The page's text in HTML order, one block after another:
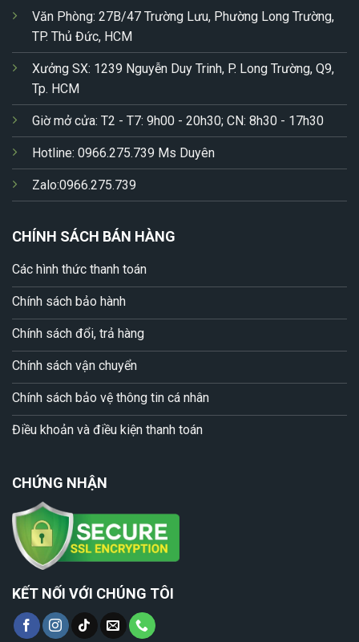
Văn Phòng: 27B/47 Trường Lưu, Phường Long Trường,
TP. Thủ Đức, HCM
Xưởng SX: 1239 Nguyễn Duy Trinh, P. Long Trường, Q9,
Tp. HCM
Giờ mở cửa: T2 - T7: 9h00 - 20h30; CN: 8h30 - 17h30
Hotline: 0966.275.739 Ms Duyên
Zalo:0966.275.739
CHÍNH SÁCH BÁN HÀNG
Các hình thức thanh toán
Chính sách bảo hành
Chính sách đổi, trả hàng
Chính sách vận chuyển
Chính sách bảo vệ thông tin cá nhân
Điều khoản và điều kiện thanh toán
CHỨNG NHẬN
KẾT NỐI VỚI CHÚNG TÔI